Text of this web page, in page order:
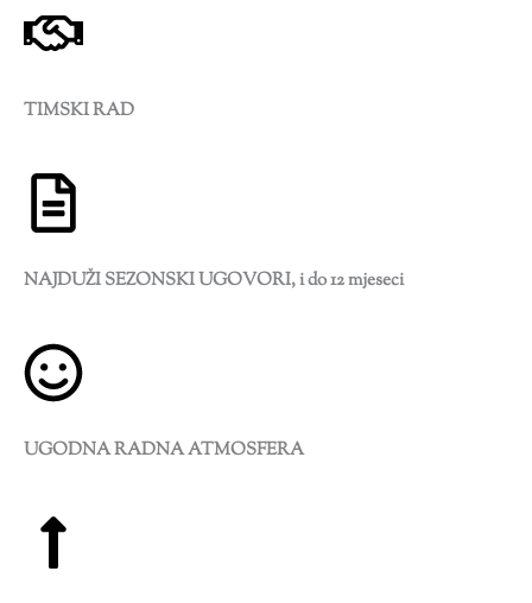
TIMSKI RAD
NAJDUŽI SEZONSKI UGOVORI, i do 12 mjeseci
UGODNA RADNA ATMOSFERA